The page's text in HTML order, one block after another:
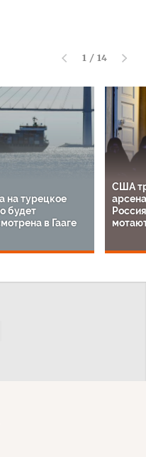
1 / 14
на турецкое
будет
в Гааге
США